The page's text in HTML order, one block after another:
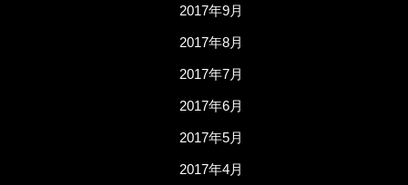
2017年9月
2017年8月
2017年7月
2017年6月
2017年5月
2017年4月